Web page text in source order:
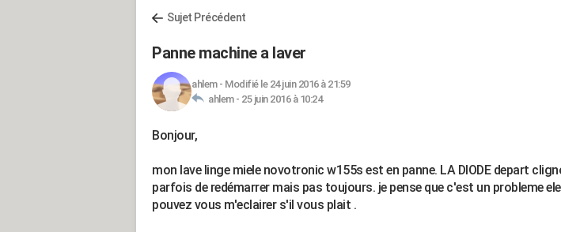
Sujet Précédent
Panne machine a laver
ahlem- Modifié le 24 juin 2016 à 21:59
ahlem - 25 juin 2016 à 10:24
Bonjour,
mon lave linge miele novotronic w155s est en panne. LA DIODE depart
parfois de redémarrer mais pas toujours. je pense que c'est un probleme
pouvez vous m'eclairer s'il vous plait .